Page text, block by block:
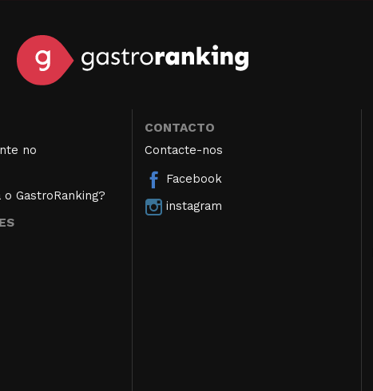
no
GastroRanking?
CONTACTO
Contacte-nos
Facebook
instagram